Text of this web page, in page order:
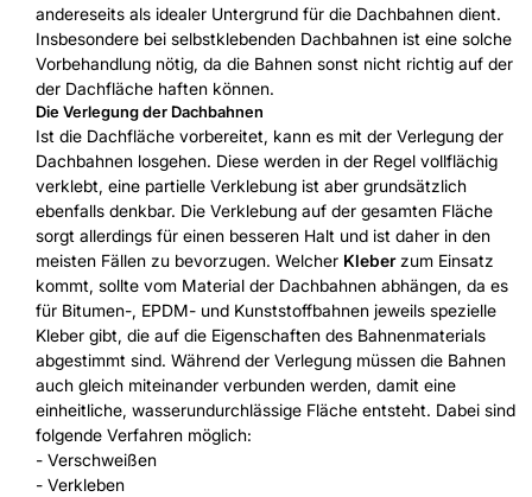
andereseits als idealer Untergrund für die Dachbahnen dient.
Insbesondere bei selbstklebenden Dachbahnen ist eine solche
Vorbehandlung nötig, da die Bahnen sonst nicht richtig auf der
der Dachfläche haften können.
Die Verlegung der Dachbahnen
Ist die Dachfläche vorbereitet, kann es mit der Verlegung der
Dachbahnen losgehen. Diese werden in der Regel vollflächig
verklebt, eine partielle Verklebung ist aber grundsätzlich
ebenfalls denkbar. Die Verklebung auf der gesamten Fläche
sorgt allerdings für einen besseren Halt und ist daher in den
meisten Fällen zu bevorzugen. Welcher Kleberzum Einsatz
kommt, sollte vom Material der Dachbahnen abhängen, da es
für Bitumen-, EPDM- und Kunststoffbahnen jeweils spezielle
Kleber gibt, die auf die Eigenschaften des Bahnenmaterials
abgestimmt sind. Während der Verlegung müssen die Bahnen
auch gleich miteinander verbunden werden, damit eine
einheitliche, wasserundurchlässige Fläche entsteht. Dabei sind
folgende Verfahren möglich:
- Verschweißen
- Verkleben